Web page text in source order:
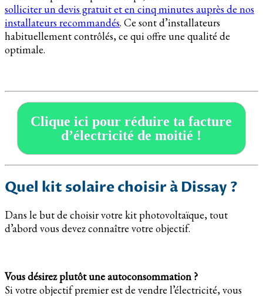
solliciter un devis gratuit et en cinq minutes auprès de nos
installateurs recommandés. Ce sont d’installateurs
habituellement contrôlés, ce qui offre une qualité de
optimale.
Clique ici pour réduire ta facture
d’électricité de moitié !
Quel kit solaire choisir à Dissay ?
Dans le but de choisir votre kit photovoltaïque, tout
d’abord vous devez connaître votre objectif.
Vous désirez plutôt une autoconsommation ?
Si votre objectif premier est de vendre l’électricité, vous